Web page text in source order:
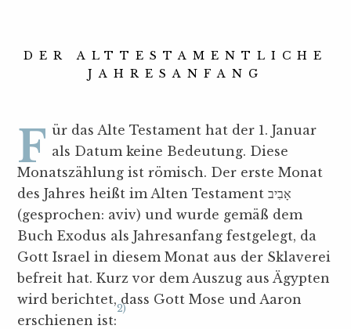
DER ALTTESTAMENTLICHE
JAHRESANFANG
Für das Alte Testament hat der 1. Januar als Datum keine Bedeutung. Diese
Monatszählung ist römisch. Der erste Monat
des Jahres heißt im Alten Testament אָבִיב
(gesprochen: aviv) und wurde gemäß dem
Buch Exodus als Jahresanfang festgelegt, da
Gott Israel in diesem Monat aus der Sklaverei
befreit hat. Kurz vor dem Auszug aus Ägypten
wird berichtet, dass Gott Mose und Aaron
erschienen ist:
2)